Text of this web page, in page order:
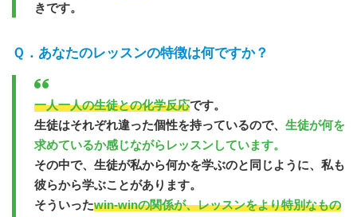
きです。
あなたのレッスンの特徴は何ですか？
一人一人の生徒との化学反応です。
生徒はそれぞれ違った個性を持っているので、 生徒が何を
求めているか感じながらレッスンしています。
その中で、生徒が私から何かを学ぶのと同じように、私も
彼らから学ぶことがあります。
そういったwin-winの関係が、レッスンをより特別なもの